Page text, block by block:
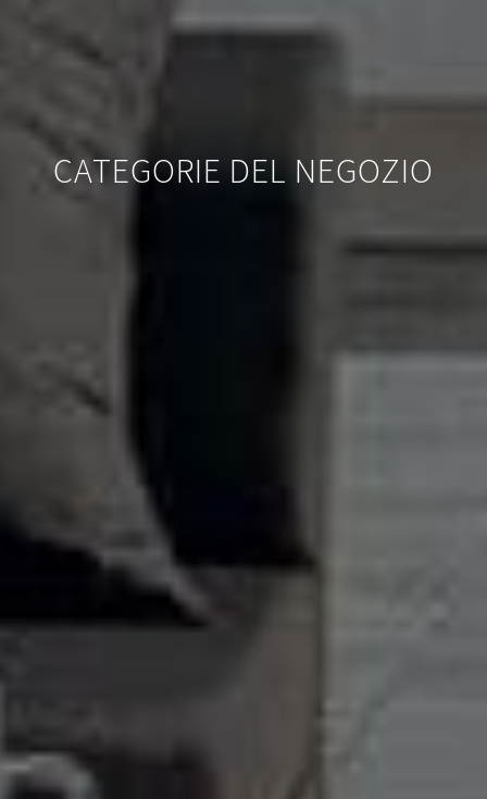
CATEGORIE DEL NEGOZIO